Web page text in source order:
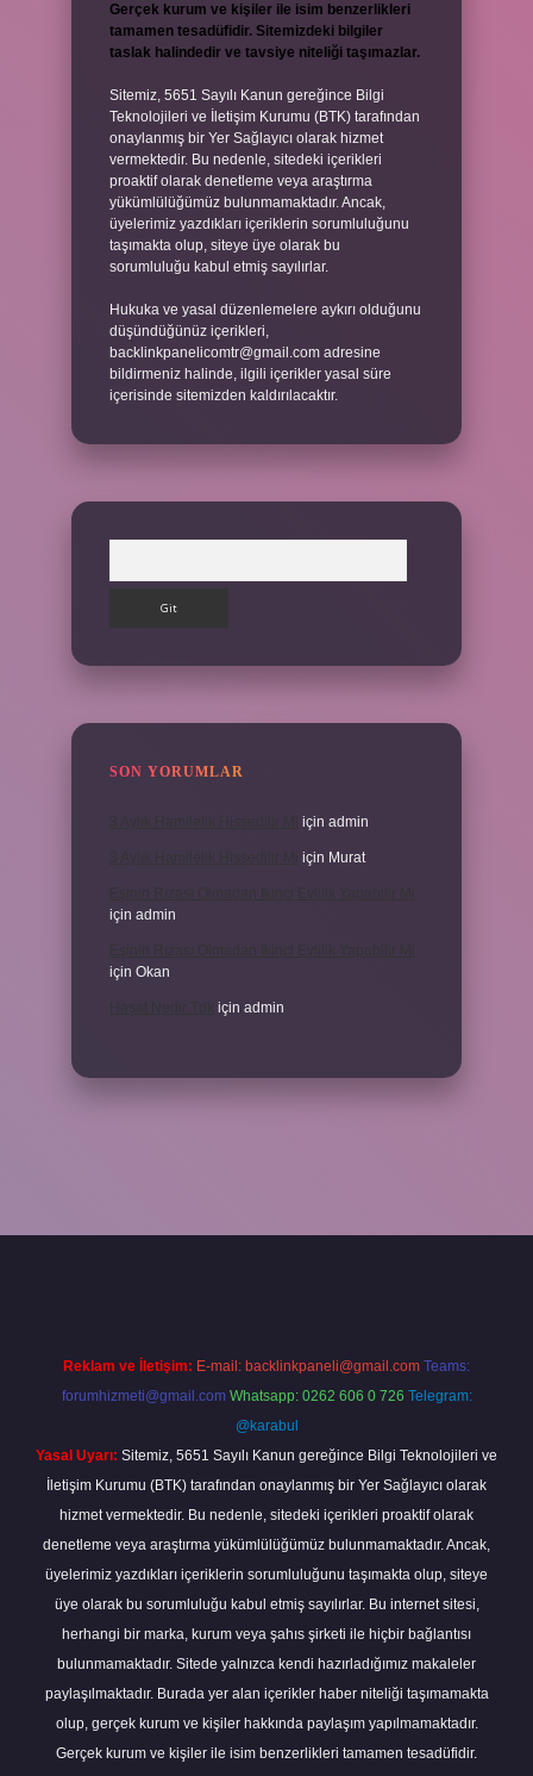
Gerçek kurum ve kişiler ile isim benzerlikleri
tamamen tesadüfidir. Sitemizdeki bilgiler
taslak halindedir ve tavsiye niteliği taşımazlar.
Sitemiz, 5651 Sayılı Kanun gereğince Bilgi
Teknolojileri ve İletişim Kurumu (BTK) tarafından
onaylanmış bir Yer Sağlayıcı olarak hizmet
vermektedir. Bu nedenle, sitedeki içerikleri
proaktif olarak denetleme veya araştırma
yükümlülüğümüz bulunmamaktadır. Ancak,
üyelerimiz yazdıkları içeriklerin sorumluluğunu
taşımakta olup, siteye üye olarak bu
sorumluluğu kabul etmiş sayılırlar.
Hukuka ve yasal düzenlemelere aykırı olduğunu
düşündüğünüz içerikleri,
backlinkpanelicomtr@gmail.com adresine
bildirmeniz halinde, ilgili içerikler yasal süre
içerisinde sitemizden kaldırılacaktır.
SON YORUMLAR
için admin
için Murat
için admin
için Okan
için admin
Reklam ve İletişim: E-mail: backlinkpaneli@gmail.com Teams:
forumhizmeti@gmail.com Whatsapp: 0262 606 0 726 Telegram:
@karabul
Yasal Uyarı: Sitemiz, 5651 Sayılı Kanun gereğince Bilgi Teknolojileri ve
İletişim Kurumu (BTK) tarafından onaylanmış bir Yer Sağlayıcı olarak
hizmet vermektedir. Bu nedenle, sitedeki içerikleri proaktif olarak
denetleme veya araştırma yükümlülüğümüz bulunmamaktadır. Ancak,
üyelerimiz yazdıkları içeriklerin sorumluluğunu taşımakta olup, siteye
üye olarak bu sorumluluğu kabul etmiş sayılırlar. Bu internet sitesi,
herhangi bir marka, kurum veya şahıs şirketi ile hiçbir bağlantısı
bulunmamaktadır. Sitede yalnızca kendi hazırladığımız makaleler
paylaşılmaktadır. Burada yer alan içerikler haber niteliği taşımamakta
olup, gerçek kurum ve kişiler hakkında paylaşım yapılmamaktadır.
Gerçek kurum ve kişiler ile isim benzerlikleri tamamen tesadüfidir.